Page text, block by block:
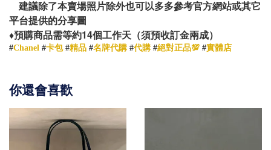
建議除了本賣場照片除外也可以多多參考官方網站或其它
平台提供的分享圖
♦️預購商品需等約14個工作天（須預收訂金兩成）
#Chanel #卡包#精品 #名牌代購 #代購 #絕對正品💯 #實體店
你還會喜歡